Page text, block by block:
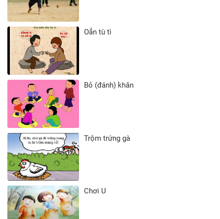
Oẳn tù tì
Bỏ (đánh) khăn
Trộm trứng gà
Chơi U